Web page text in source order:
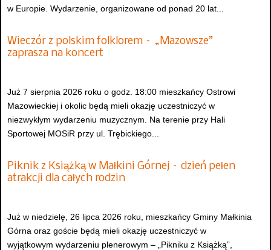
w Europie. Wydarzenie, organizowane od ponad 20 lat...
Wieczór z polskim folklorem – „Mazowsze”
zaprasza na koncert
Już 7 sierpnia 2026 roku o godz. 18:00 mieszkańcy Ostrowi
Mazowieckiej i okolic będą mieli okazję uczestniczyć w
niezwykłym wydarzeniu muzycznym. Na terenie przy Hali
Sportowej MOSiR przy ul. Trębickiego...
Piknik z Książką w Małkini Górnej – dzień pełen
atrakcji dla całych rodzin
Już w niedzielę, 26 lipca 2026 roku, mieszkańcy Gminy Małkinia
Górna oraz goście będą mieli okazję uczestniczyć w
wyjątkowym wydarzeniu plenerowym – „Pikniku z Książką”,